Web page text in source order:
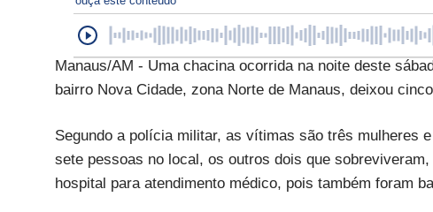
Manaus/AM - Uma chacina ocorrida na noite deste
bairro Nova Cidade, zona Norte de Manaus, deixou
Segundo a polícia militar, as vítimas são três mulheres
sete pessoas no local, os outros dois que
hospital para atendimento médico, pois também foram